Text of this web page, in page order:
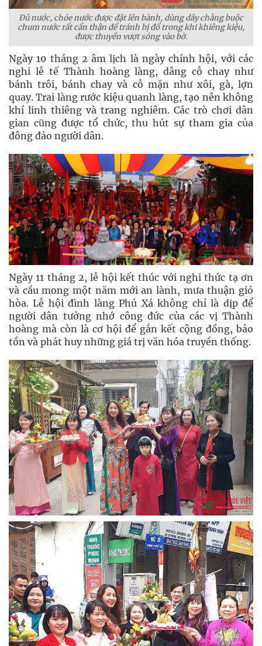
Đủ nước, chóe nước được đặt lên bành, dùng dây chằng buộc
chum nước rất cẩn thận để tránh bị đổ trong khi khiêng kiệu,
được thuyền vượt sóng vào bờ.
Ngày 10 tháng 2 âm lịch là ngày chính hội, với các
nghi lễ tế Thành hoàng làng, dâng cỗ chay như
bánh trôi, bánh chay và cỗ mặn như xôi, gà, lợn
quay. Trai làng rước kiệu quanh làng, tạo nên không
khí linh thiêng và trang nghiêm. Các trò chơi dân
gian cũng được tổ chức, thu hút sự tham gia của
đông đảo người dân.
Ngày 11 tháng 2, lễ hội kết thúc với nghi thức tạ ơn
và cầu mong một năm mới an lành, mưa thuận gió
hòa. Lễ hội đình làng Phú Xá không chỉ là dịp để
người dân tưởng nhớ công đức của các vị Thành
hoàng mà còn là cơ hội để gắn kết cộng đồng, bảo
tồn và phát huy những giá trị văn hóa truyền thống.